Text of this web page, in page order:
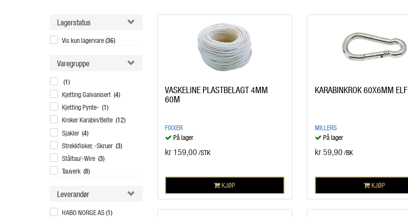
Lagerstatus
Vis kun lagervare(36)
Varegruppe
(1)
Kjetting Galvanisert (4)
Kjetting Pynte- (1)
Kroker Karabin/Belte (12)
Sjakler (4)
Strekkfisker, -Skruer (3)
Ståltau/-Wire (3)
Tauverk (8)
Leverandør
HABO NORGE AS(1)
VASKELINE PLASTBELAGT 4MM
60M
FIXXER
På lager
kr 159,00 /STK
KJØP
KARABINKROK 60X6MM ELF
MILLERS
På lager
kr 59,90 /BK
KJØP